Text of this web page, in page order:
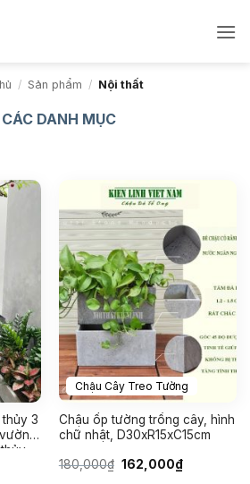
/ Sản phẩm / Nội thất
CÁC DANH MỤC
3
đẹp
Chậu Cây Treo Tường
Chậu ốp tường trồng cây, hình
chữ nhật, D30xR15xC15cm
180,000₫ Giá
162,000₫Giá
hiện